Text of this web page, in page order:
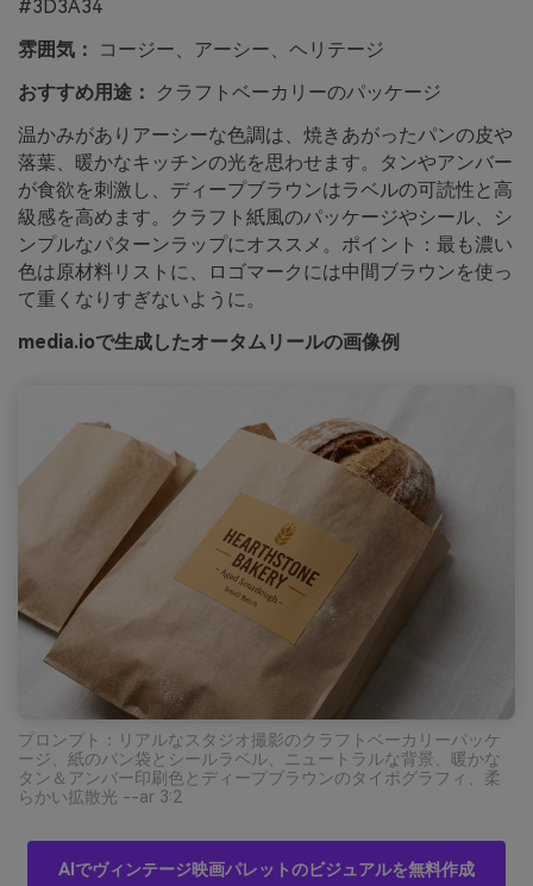
#3D3A34
雰囲気：
コージー、アーシー、ヘリテージ
おすすめ用途：
クラフトベーカリーのパッケージ
温かみがありアーシーな色調は、焼きあがったパンの皮や
落葉、暖かなキッチンの光を思わせます。タンやアンバー
が食欲を刺激し、ディープブラウンはラベルの可読性と高
級感を高めます。クラフト紙風のパッケージやシール、シ
ンプルなパターンラップにオススメ。ポイント：最も濃い
色は原材料リストに、ロゴマークには中間ブラウンを使っ
て重くなりすぎないように。
media.ioで生成したオータムリールの画像例
プロンプト：リアルなスタジオ撮影のクラフトベーカリーパッケ
ージ、紙のパン袋とシールラベル、ニュートラルな背景、暖かな
タン＆アンバー印刷色とディープブラウンのタイポグラフィ、柔
らかい拡散光 --ar 3:2
AIでヴィンテージ映画パレットのビジュアルを無料作成